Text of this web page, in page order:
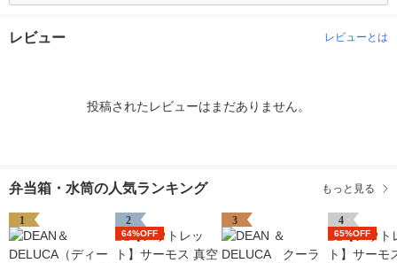
レビュー レビューとは
投稿されたレビューはまだありません。
弁当箱・水筒の人気ランキング もっと見る
1 2
64%OFF
3 4
65%OFF